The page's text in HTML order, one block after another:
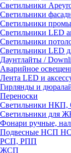
Светильники
Светильники
Светильники
Светильники LED
Светильники
Светильники LED
Даунтлайты /
Аварийное
Лента LED и
Гирлянды и
Переноски
Светильники
Светильники для
Фонари ручные,
Подвесные НСП
РСП, РПП
ЖСП